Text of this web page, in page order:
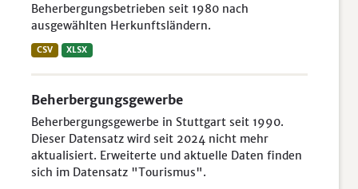
Beherbergungsbetrieben seit 1980 nach
ausgewählten Herkunftsländern.
CSV XLSX
Beherbergungsgewerbe
Beherbergungsgewerbe in Stuttgart seit 1990.
Dieser Datensatz wird seit 2024 nicht mehr
aktualisiert. Erweiterte und aktuelle Daten finden
sich im Datensatz "Tourismus".